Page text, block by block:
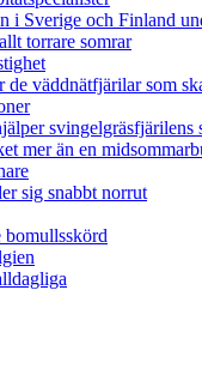
i Sverige och Finland
torrare somrar
väddnätfjärilar som
mer än en
sig snabbt norrut
bomullsskörd